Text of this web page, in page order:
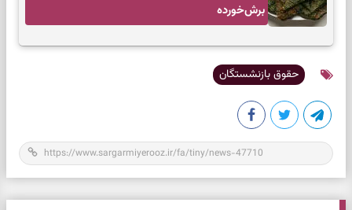
برش‌خورده
حقوق بازنشستگان